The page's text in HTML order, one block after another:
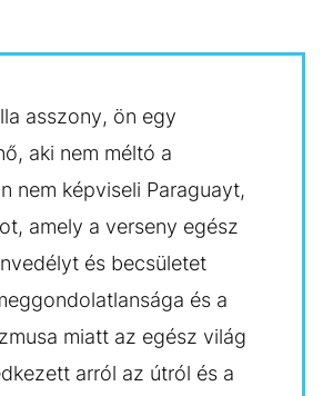
asszony, ön egy
aki nem méltó a
nem képviseli Paraguayt,
amely a verseny egész
és becsületet
és a
miatt az egész világ
arról az útról és a